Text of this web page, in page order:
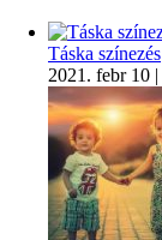
Táska színezés
2021. febr 10 |